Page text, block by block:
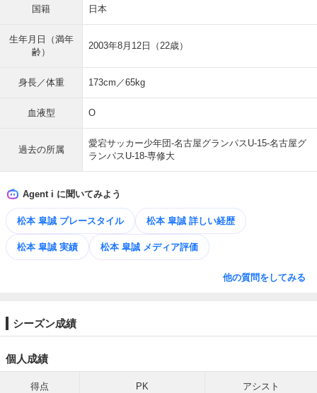
国籍 日本
生年月日（満年
齢）
2003年8月12日（22歳）
身長／体重 173cm／65kg
血液型 O
過去の所属
愛宕サッカー少年団-名古屋グランパスU-15-名古屋グ
ランパスU-18-専修大
Agent i に聞いてみよう
松本 皐誠 プレースタイル 松本 皐誠 詳しい経歴
松本 皐誠 実績 松本 皐誠 メディア評価
他の質問をしてみる
シーズン成績
個人成績
得点 PK アシスト